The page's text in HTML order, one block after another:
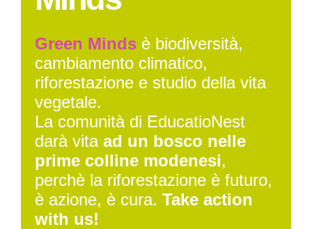
Green Minds è biodiversità,
cambiamento climatico,
riforestazione e studio della vita
vegetale.
La comunità di EducatioNest
darà vita ad un bosco nelle
prime colline modenesi,
perchè la riforestazione è futuro,
è azione, è cura. Take action
with us!